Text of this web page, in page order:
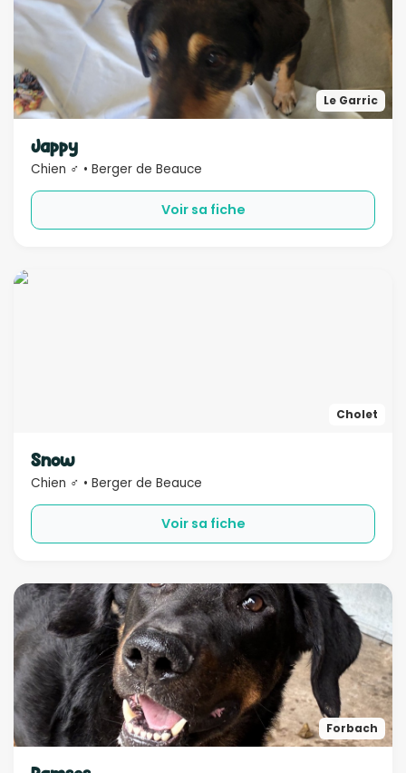
Le Garric
Jappy
Chien ♂ • Berger de Beauce
Voir sa fiche
Cholet
Snow
Chien ♂ • Berger de Beauce
Voir sa fiche
Forbach